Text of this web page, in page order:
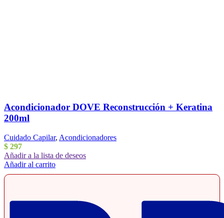
Acondicionador DOVE Reconstrucción + Keratina
200ml
Cuidado Capilar, Acondicionadores
$ 297
Añadir a la lista de deseos
Añadir al carrito